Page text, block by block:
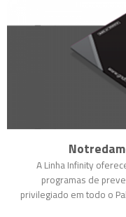
A Linha Infinity
programas de
privilegiado em todo o